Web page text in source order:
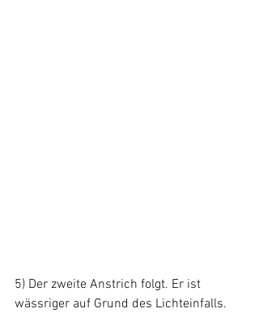
5) Der zweite Anstrich folgt. Er ist
wässriger auf Grund des Lichteinfalls.